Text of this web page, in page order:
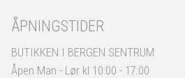
ÅPNINGSTIDER
BUTIKKEN I BERGEN SENTRUM
Åpen Man - Lør kl 10:00 - 17:00